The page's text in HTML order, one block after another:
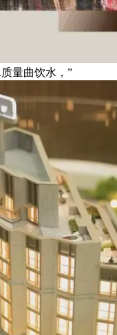
量曲饮水，”